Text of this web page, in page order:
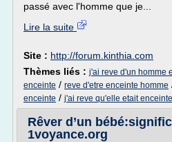
passé avec l'homme que je...
Lire la suite
Site : http://forum.kinthia.com
Thèmes liés : j'ai reve d'un homme
enceinte / reve d'etre enceinte homme
enceinte / j'ai reve qu'elle etait enceinte
Rêver d’un
1voyance.org